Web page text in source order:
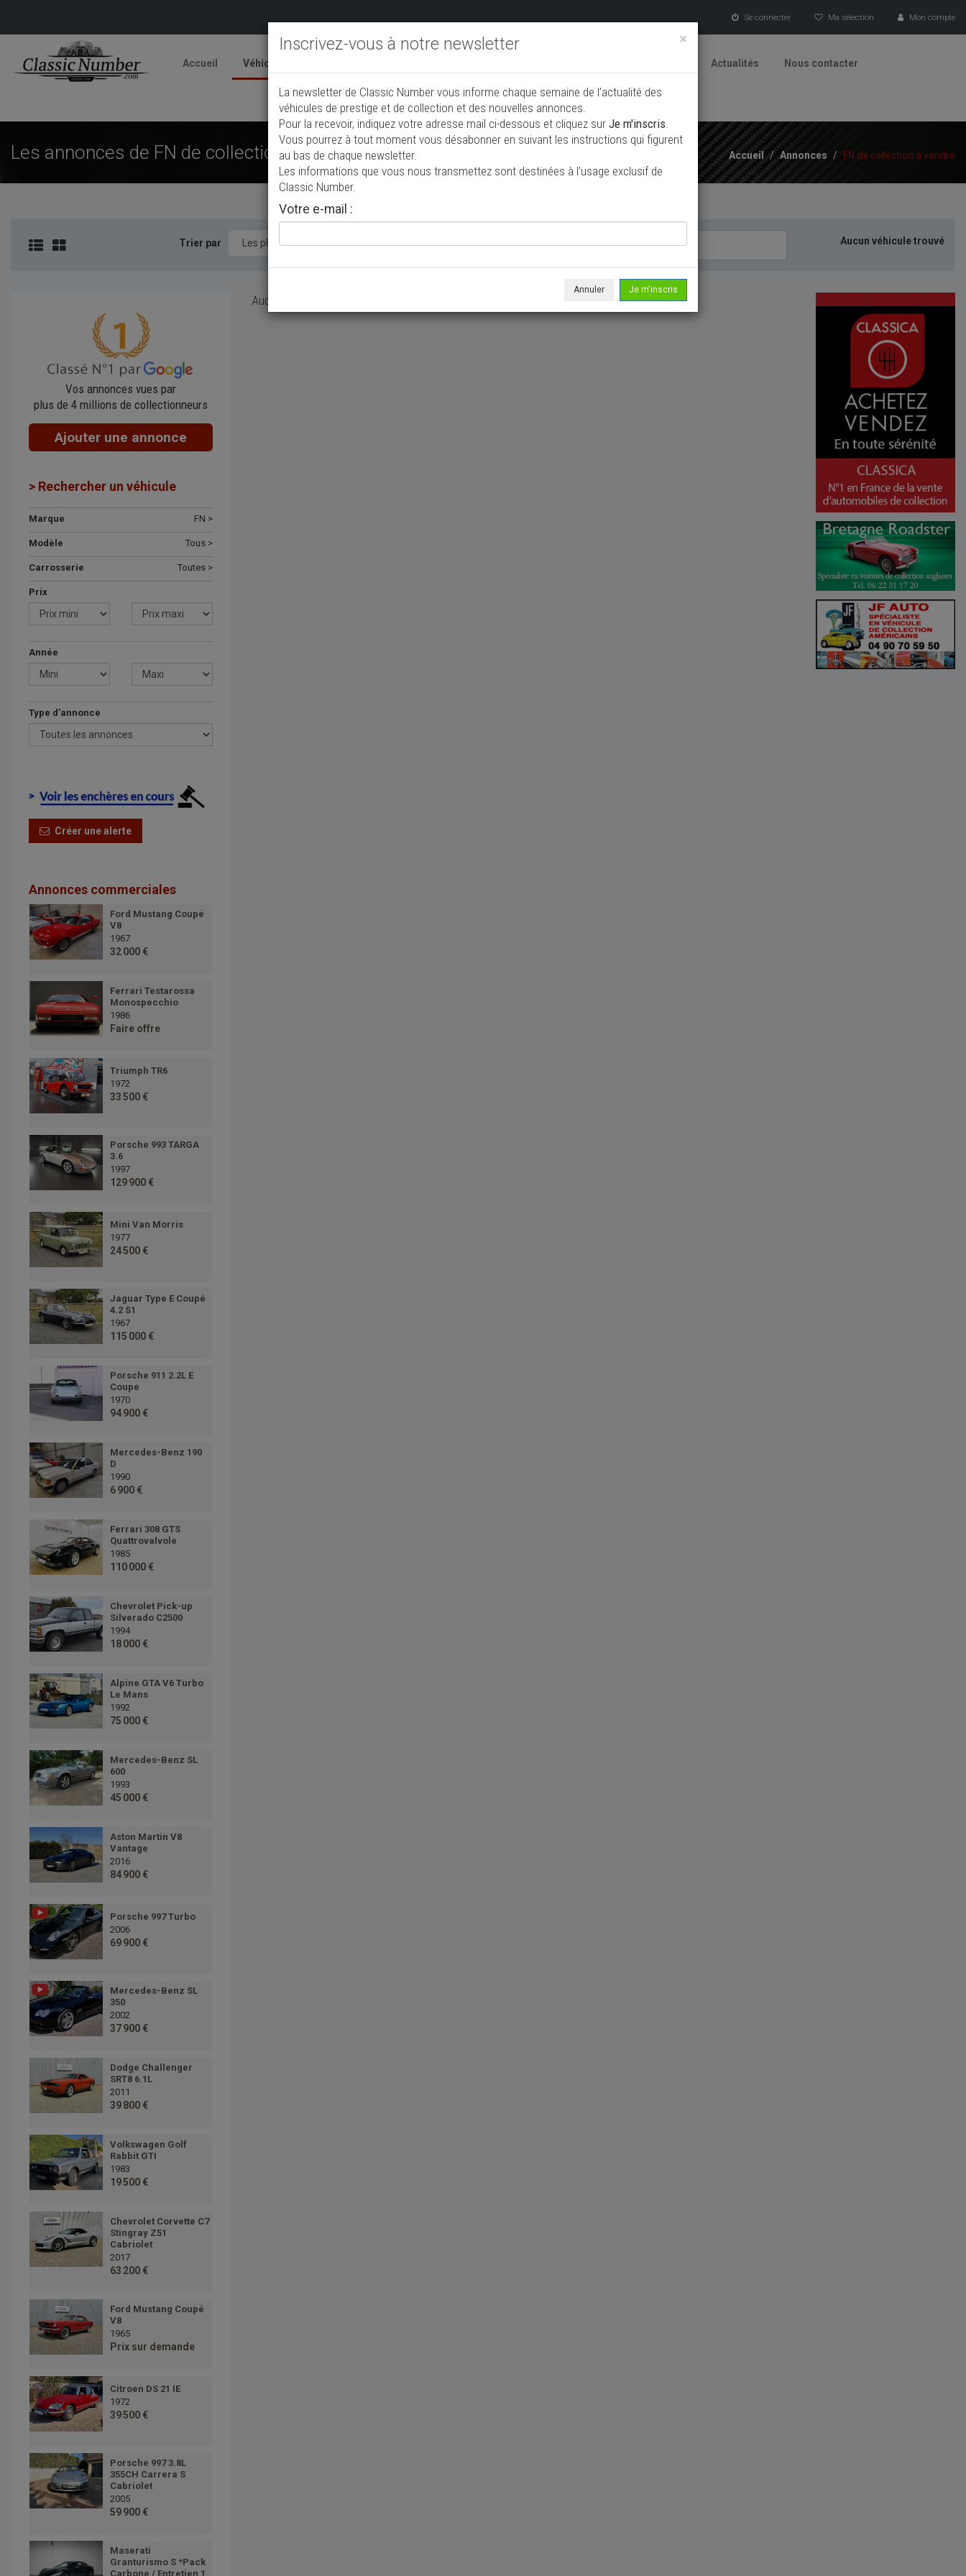
Se connecter Ma sélection Mon compte
Accueil Véhicules Actualités Nous contacter
Ajouter une annonce
Les annonces de FN de collection à vendre Accueil / Annonces / FN de collection à vendre
Trier par Aucun véhicule trouvé
Vos annonces vues par
plus de 4 millions de collectionneurs
Ajouter une annonce
> Rechercher un véhicule
Marque FN >
Modèle Tous >
Carrosserie Toutes >
Prix
Année
Type d'annonce
Créer une alerte
Annonces commerciales
Ford Mustang Coupé
V8
1967
32 000 €
Ferrari Testarossa
Monospecchio
1986
Faire offre
Triumph TR6
1972
33 500 €
Porsche 993 TARGA
3.6
1997
129 900 €
Mini Van Morris
1977
24 500 €
Jaguar Type E Coupé
4.2 S1
1967
115 000 €
Porsche 911 2.2L E
Coupe
1970
94 900 €
Mercedes-Benz 190
D
1990
6 900 €
Ferrari 308 GTS
Quattrovalvole
1985
110 000 €
Chevrolet Pick-up
Silverado C2500
1994
18 000 €
Alpine GTA V6 Turbo
Le Mans
1992
75 000 €
Mercedes-Benz SL
600
1993
45 000 €
Aston Martin V8
Vantage
2016
84 900 €
Porsche 997 Turbo
2006
69 900 €
Mercedes-Benz SL
350
2002
37 900 €
Dodge Challenger
SRT8 6.1L
2011
39 800 €
Volkswagen Golf
Rabbit GTI
1983
19 500 €
Chevrolet Corvette C7
Stingray Z51
Cabriolet
2017
63 200 €
Ford Mustang Coupé
V8
1965
Prix sur demande
Citroen DS 21 IE
1972
39 500 €
Porsche 997 3.8L
355CH Carrera S
Cabriolet
2005
59 900 €
Maserati
Granturismo S *Pack
Carbone / Entretien 1
Aucun véhicule ne correspond à votre recherche, veuillez modifier vos critères de recherche...
×
Inscrivez-vous à notre newsletter
La newsletter de Classic Number vous informe chaque semaine de l’actualité des
véhicules de prestige et de collection et des nouvelles annonces.
Pour la recevoir, indiquez votre adresse mail ci-dessous et cliquez sur Je m'inscris.
Vous pourrez à tout moment vous désabonner en suivant les instructions qui figurent
au bas de chaque newsletter.
Les informations que vous nous transmettez sont destinées à l’usage exclusif de
Classic Number.
Votre e-mail :
Annuler Je m'inscris